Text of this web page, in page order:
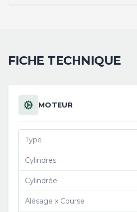
FICHE TECHNIQUE
MOTEUR
Type
Cylindres
Cylindrée
Alésage x Course